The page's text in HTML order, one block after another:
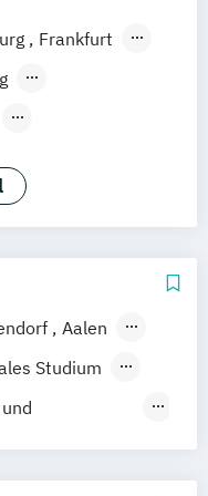
Frankfurt
Stuttgart
Aalen
Mannheim
Studium